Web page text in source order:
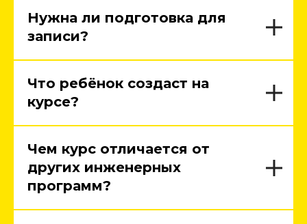
Нужна ли подготовка для
записи?
Что ребёнок создаст на
курсе?
Чем курс отличается от
других инженерных
программ?